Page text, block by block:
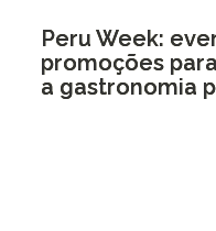
Peru Week:
promoções
a gastronomia